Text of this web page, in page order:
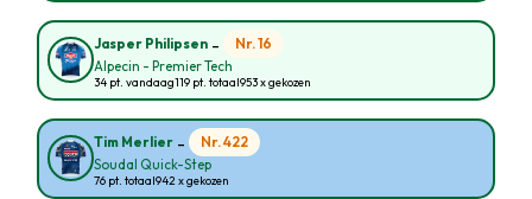
Jasper Philipsen - Nr. 16
Alpecin - Premier Tech
34 pt. vandaag119 pt. totaal953 x gekozen
Tim Merlier - Nr. 422
Soudal Quick-Step
76 pt. totaal942 x gekozen